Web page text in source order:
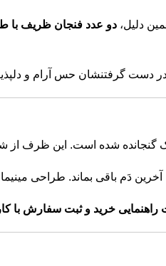
دلیل، دو عدد فنجان ظریف با
گرفتنشان حس آرام و
شده است. این ظرف از شیشه
دَم باقی بماند. طراحی
راهنمایی خرید و ثبت سفارش با